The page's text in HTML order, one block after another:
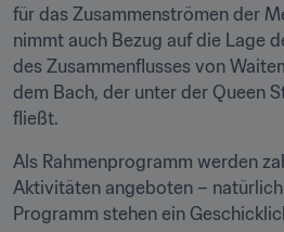
für das Zusammenströmen der
nimmt auch Bezug auf die Lage
des Zusammenflusses von
dem Bach, der unter der Queen
fließt.
Als Rahmenprogramm werden
Aktivitäten angeboten –
Programm stehen ein